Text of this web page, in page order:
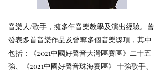
音樂人/歌手，擁多年音樂教學及演出經驗。曾
發表多首音樂作品及曾奪多個音樂獎項，其中
包括：《2021中國好聲音大灣區賽區》二十五
強、《2021中國好聲音珠海賽區》 十強歌手、